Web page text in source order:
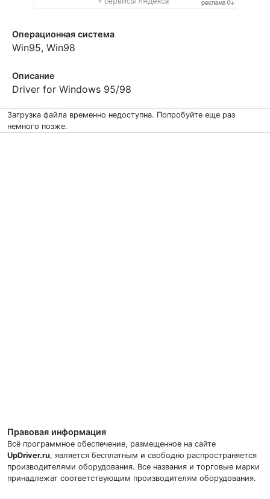
Операционная система
Win95, Win98
Описание
Driver for Windows 95/98
Загрузка файла временно недоступна. Попробуйте еще раз
немного позже.
Правовая информация
Всё программное обеспечение, размещенное на сайте
UpDriver.ru, является бесплатным и свободно распространяется
производителями оборудования. Все названия и торговые марки
принадлежат соответствующим производителям оборудования.